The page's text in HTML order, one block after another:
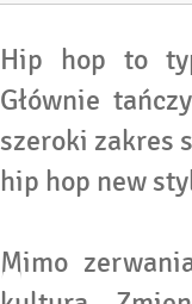
Hip hop to
Głównie
szeroki zakres
hip hop new
Mimo